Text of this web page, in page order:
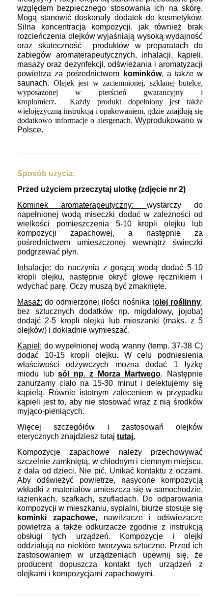
względem bezpiecznego stosowania ich na skórę.
Mogą stanowić doskonały dodatek do kosmetyków.
Silna koncentracja kompozycji, jak również brak
rozcieńczenia olejków wyjaśniają wysoką wydajność
oraz skuteczność produktów w preparatach do
zabiegów aromaterapeutycznych, inhalacji, kąpieli,
masaży oraz dezynfekcji, odświeżania i aromatyzacji
powietrza za pośrednictwem
kominków, a także w
saunach. Olejek jest w zaciemnionej, szklanej butelce,
wyposażonej w pierścień gwarancyjny i
kroplomierz. Każdy produkt dopełniony jest także
wielojęzyczną instrukcją i opakowaniem, gdzie znajdują się
dodatkowo informacje o alergenach. Wyprodukowano w
Polsce.
Sposób użycia:
Przed użyciem przeczytaj ulotkę (zdjęcie nr 2)
Kominek
aromaterapeutyczny: wystarczy do
napełnionej wodą miseczki dodać w zależności od
wielkości pomieszczenia 5-10 kropli olejku lub
kompozycji zapachowej, a następnie za
pośrednictwem umieszczonej wewnątrz świeczki
podgrzewać płyn.
Inhalacje: do naczynia z gorącą wodą dodać 5-10
kropli olejku, następnie okryć głowę ręcznikiem i
wdychać parę. Oczy muszą być zmaknięte.
Masaż: do odmierzonej ilości nośnika (olej roślinny,
bez sztucznych dodatków np. migdałowy, jojoba)
dodajć 2-5 kropli olejku lub mieszanki (maks. z 5
olejków) i dokładnie wymieszać.
Kąpiel: do wypełnionej wodą wanny (temp. 37-38 C)
dodać 10-15 kropli olejku. W celu podniesienia
właściwości odżywczych można dodać 1 łyżkę
miodu lubsól np. z Morza Martwego. Następnie
zanurzamy ciało na 15-30 minut i delektujemy się
kąpielą. Równie istotnym zaleceniem w przypadku
kąpieli jest to, aby nie stosować wraz z nią środków
myjąco-pieniących.
Więcej szczegółów i zastosowań olejków
eterycznych znajdziesz tutaj tutaj.
Kompozycje zapachowe należy przechowywać
szczelnie zamkniętą, w chłodnym i ciemnym miejscu,
z dala od dzieci. Nie pić. Unikać kontaktu z oczami.
Aby odświeżyć powietrze, nasycone kompozycją
wkładki z materiałów umieszcza się w samochodzie,
łazienkach, szafkach, szufladach. Do odparowania
kompozycji w mieszkaniu, sypialni, biurze stosuje się
kominki zapachowe, nawilżacze i odświeżacze
powietrza a także odkurzacze zgodnie z instrukcją
obsługi tych urządzeń. Kompozycje i olejki
oddziałują na niektóre tworzywa sztuczne. Przed ich
zastosowaniem w urządzeniach upewnij się, że
producent dopuszcza kontakt tych urządzeń z
olejkami i kompozycjami zapachowymi.